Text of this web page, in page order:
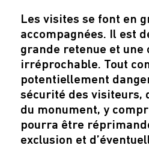
Les visites se font en
accompagnées. Il est
grande retenue et une
irréprochable. Tout
potentiellement
sécurité des visiteurs,
du monument, y
pourra être
exclusion et